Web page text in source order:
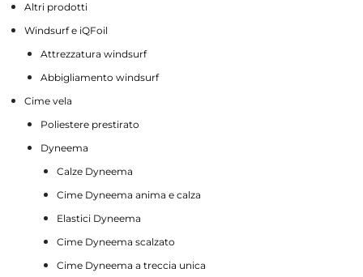
Altri prodotti
Windsurf e iQFoil
Attrezzatura windsurf
Abbigliamento windsurf
Cime vela
Poliestere prestirato
Dyneema
Calze Dyneema
Cime Dyneema anima e calza
Elastici Dyneema
Cime Dyneema scalzato
Cime Dyneema a treccia unica